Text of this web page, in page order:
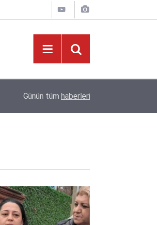
MEB'den Yeni Ücretli Öğretmen Açıklaması
Günün tüm haberleri